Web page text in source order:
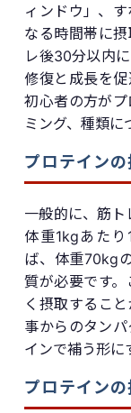
ィンドウ」、
なる時間帯に
レ後30分以内
修復と成長を促
初心者の方が
ミング、種類に
プロテインの
一般的に、筋ト
体重1kgあた
ば、体重70kg
質が必要です
く摂取するこ
事からのタン
インで補う形に
プロテイン